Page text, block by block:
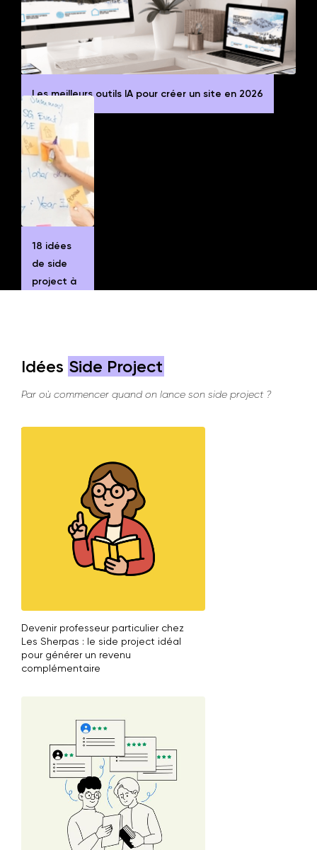
Les meilleurs outils IA pour créer un site en 2026
18 idées
de side
project à
Idées Side Project
Par où commencer quand on lance son side project ?
Voir plus
Devenir professeur particulier chez
Les Sherpas : le side project idéal
pour générer un revenu
complémentaire